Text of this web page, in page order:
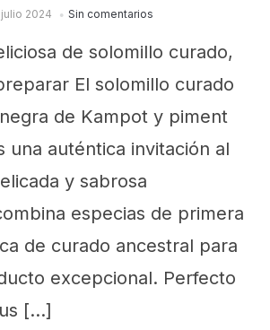
2024 Sin comentarios
de solomillo curado,
El solomillo curado
de Kampot y piment
una auténtica invitación al
y sabrosa
especias de primera
de curado ancestral para
excepcional. Perfecto
[…]